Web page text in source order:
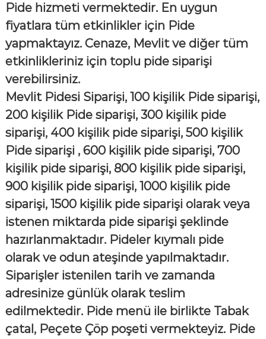
Pide hizmeti vermektedir. En uygun
fiyatlara tüm etkinlikler için Pide
yapmaktayız. Cenaze, Mevlit ve diğer tüm
etkinlikleriniz için toplu pide siparişi
verebilirsiniz.
Mevlit Pidesi Siparişi, 100 kişilik Pide siparişi,
200 kişilik Pide siparişi, 300 kişilik pide
siparişi, 400 kişilik pide siparişi, 500 kişilik
Pide siparişi , 600 kişilik pide siparişi, 700
kişilik pide siparişi, 800 kişilik pide siparişi,
900 kişilik pide siparişi, 1000 kişilik pide
siparişi, 1500 kişilik pide siparişi olarak veya
istenen miktarda pide siparişi şeklinde
hazırlanmaktadır. Pideler kıymalı pide
olarak ve odun ateşinde yapılmaktadır.
Siparişler istenilen tarih ve zamanda
adresinize günlük olarak teslim
edilmektedir. Pide menü ile birlikte Tabak
çatal, Peçete Çöp poşeti vermekteyiz. Pide